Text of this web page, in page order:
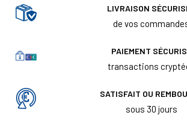
LIVRAISON
de vos
PAIEMENT
transactions
SATISFAIT OU
sous 30 jours